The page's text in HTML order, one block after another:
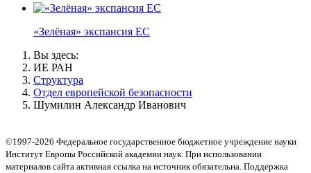
«Зелёная» экспансия ЕС
Вы здесь:
ИЕ РАН
Структура
Отдел европейской безопасности
Шумилин Александр Иванович
©1997-2026 Федеральное государственное бюджетное учреждение науки
Институт Европы Российской академии наук. При использовании
материалов сайта активная ссылка на источник обязательна. Поддержка